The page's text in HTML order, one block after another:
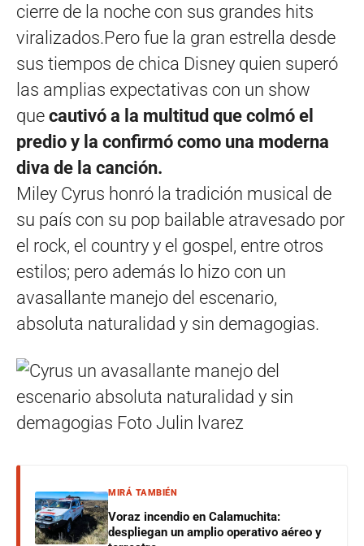
cierre de la noche con sus grandes hits
viralizados.Pero fue la gran estrella desde
sus tiempos de chica Disney quien superó
las amplias expectativas con un show
que cautivó a la multitud que colmó el
predio y la confirmó como una moderna
diva de la canción.
Miley Cyrus honró la tradición musical de
su país con su pop bailable atravesado por
el rock, el country y el gospel, entre otros
estilos; pero además lo hizo con un
avasallante manejo del escenario,
absoluta naturalidad y sin demagogias.
MIRÁ TAMBIÉN
Voraz incendio en Calamuchita:
despliegan un amplio operativo aéreo y